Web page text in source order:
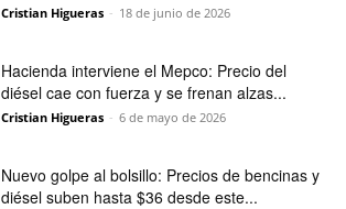
Cristian Higueras - 18 de junio de 2026
Hacienda interviene el Mepco: Precio del
diésel cae con fuerza y se frenan alzas...
Cristian Higueras - 6 de mayo de 2026
Nuevo golpe al bolsillo: Precios de bencinas y
diésel suben hasta $36 desde este...